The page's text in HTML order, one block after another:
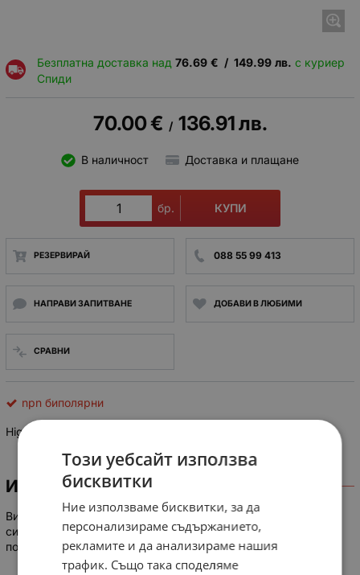
Безплатна доставка над 76.69 € / 149.99 лв. с куриер
Спиди
70.00€ / 136.91лв.
В наличност Доставка и плащане
бр. КУПИ
РЕЗЕРВИРАЙ 088 55 99 413
НАПРАВИ ЗАПИТВАНЕ ДОБАВИ В ЛЮБИМИ
СРАВНИ
npn биполярни
High Power Transistor Type WT5605
ИНФОРМАЦИЯ
Високомощни транзистори тип WT5605 10KW импулсни
силови инвертори · 200 ампера непрекъснато · 500 волта
поддържащо
Този уебсайт използва
бисквитки
Ние използваме бисквитки, за да
персонализираме съдържанието,
рекламите и да анализираме нашия
трафик. Също така споделяме